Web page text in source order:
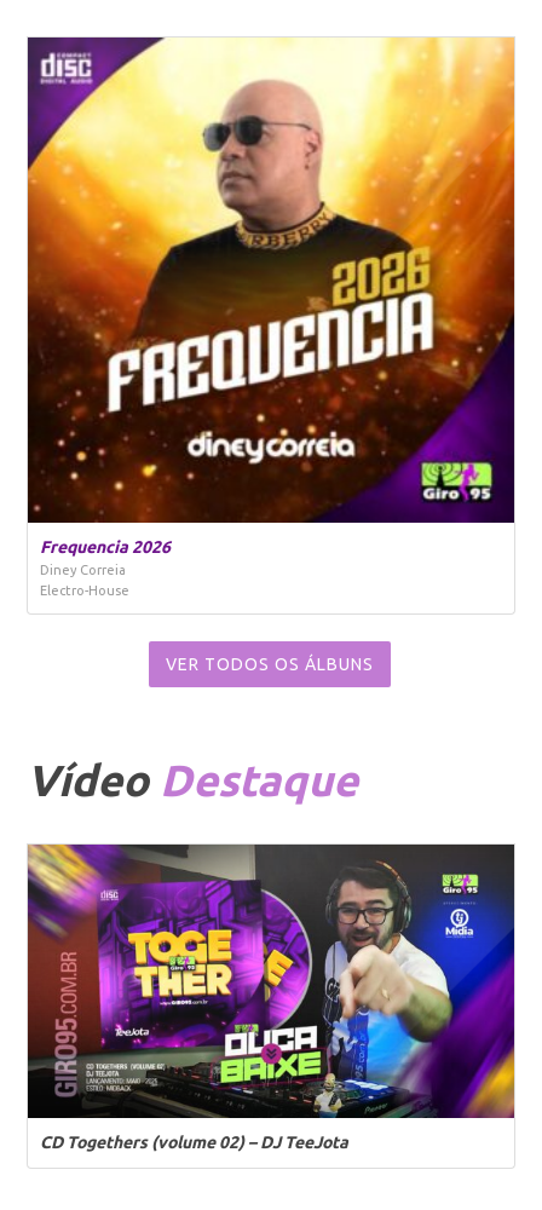
Frequencia 2026
Diney Correia
Electro-House
VER TODOS OS ÁLBUNS
Vídeo Destaque
CD Togethers (volume 02) – DJ TeeJota